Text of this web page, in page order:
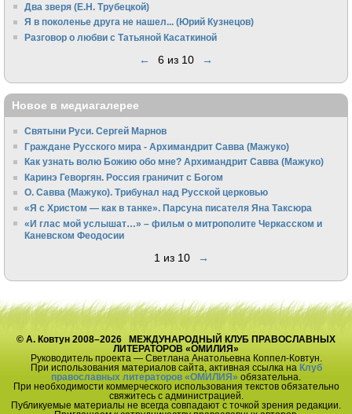
Два зверя (Е.Н. Трубецкой)
Я в поколенье друга не нашел... (Юрий Кузнецов)
Разговор о любви с Татьяной Касаткиной
← 6 из 10 →
Новое в медиагалерее
Святыни Руси. Сергей Марнов
Граждане Русского мира - Архимандрит Савва (Мажуко)
Как узнать волю Божию обо мне? Архимандрит Савва (Мажуко)
Каринэ Геворгян. Россия граничит с Богом
О. Савва (Мажуко). Трибунал над Русской церковью
«Я с Христом — как в танке». Парсуна писателя Яна Таксюра
«И глас мой услышат…» – фильм о митрополите Черкасском и
Каневском Феодосии
1 из 10 →
© А. Ковтун 2008–2026 МЕЖДУНАРОДНЫЙ КЛУБ ПРАВОСЛАВНЫХ
ЛИТЕРАТОРОВ «ОМИЛИЯ»
Руководитель проекта — Светлана Анатольевна Коппел-Ковтун.
При использования материалов сайта, активная ссылка на Клуб
православных литераторов «ОМИЛИЯ» обязательна.
При необходимости коммерческого использования текстов обязательно
свяжитесь с администрацией.
Публикуемые материалы не всегда совпадают с точкой зрения редакции.